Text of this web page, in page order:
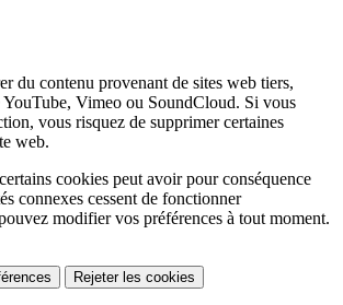
du contenu provenant de sites web tiers,
YouTube, Vimeo ou SoundCloud. Si vous
vous risquez de supprimer certaines
web.
cookies peut avoir pour conséquence
connexes cessent de fonctionner
modifier vos préférences à tout moment.
Rejeter les cookies